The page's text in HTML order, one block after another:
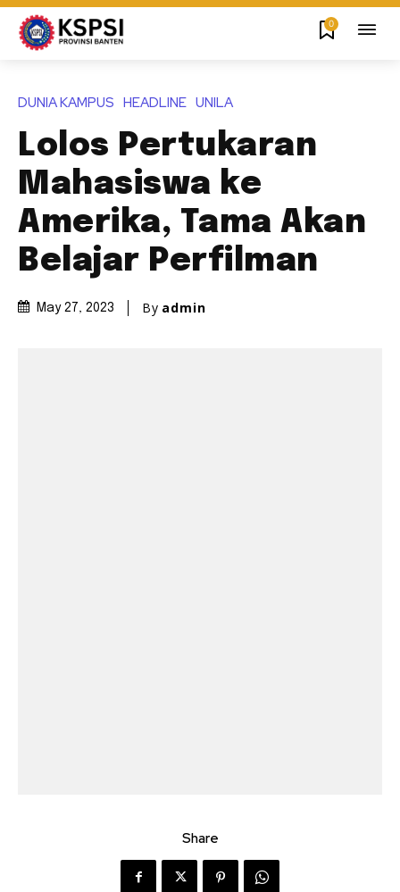
0
DUNIA KAMPUS HEADLINE UNILA
Lolos Pertukaran
Mahasiswa ke
Amerika, Tama Akan
Belajar Perfilman
May 27, 2023 By admin
Share